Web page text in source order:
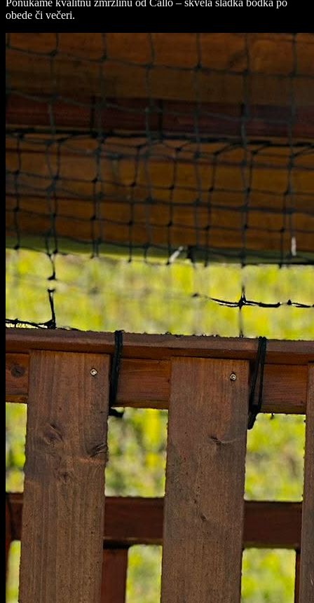
Ponúkame kvalitnú zmrzlinu od Callo – skvelá sladká bodka po
obede či večeri.